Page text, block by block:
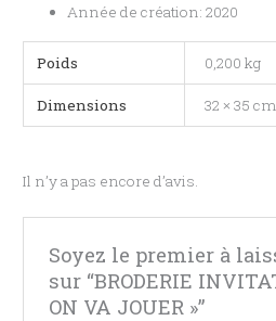
Année de création: 2020
Poids 0,200 kg
Dimensions 32 × 35 cm
Il n’y a pas encore d’avis.
Soyez le premier à
sur “BRODERIE
ON VA JOUER »”